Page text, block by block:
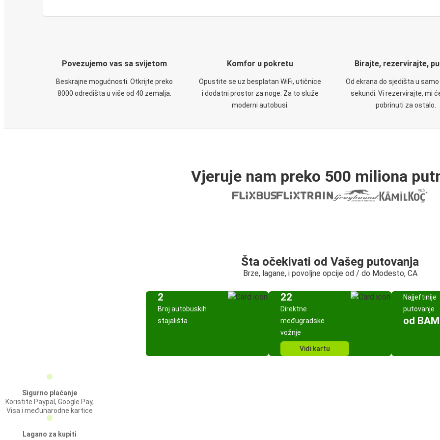
Povezujemo vas sa svijetom
Beskrajne mogućnosti. Otkrijte preko
8000 odredišta u više od 40 zemalja.
Komfor u pokretu
Opustite se uz besplatan WiFi, utičnice
i dodatni prostor za noge. Za to služe
moderni autobusi.
Birajte, rezervirajte,
Od ekrana do sjedišta u samo
sekundi. Vi rezervirajte, mi
pobrinuti za ostalo.
Vjeruje nam preko 500 miliona
Šta očekivati od Vašeg putovanja
Brze, lagane, i povoljne opcije od / do Modesto, CA
2
Broj autobuskih
stajališta
22
Direktne
međugradske
vožnje
Vidi kartu
Najjeftinije
putovanje
od
Sigurno plaćanje
Koristite Paypal, Google Pay,
Visa i međunarodne kartice
Lagano za kupiti